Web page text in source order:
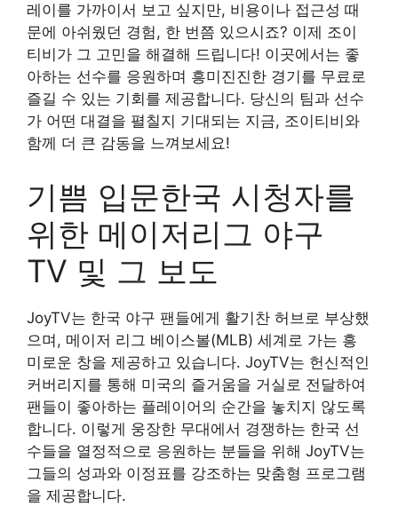
레이를 가까이서 보고 싶지만, 비용이나 접근성 때
문에 아쉬웠던 경험, 한 번쯤 있으시죠? 이제 조이
티비가 그 고민을 해결해 드립니다! 이곳에서는 좋
아하는 선수를 응원하며 흥미진진한 경기를 무료로
즐길 수 있는 기회를 제공합니다. 당신의 팀과 선수
가 어떤 대결을 펼칠지 기대되는 지금, 조이티비와
함께 더 큰 감동을 느껴보세요!
기쁨 입문한국 시청자를
위한 메이저리그 야구
TV 및 그 보도
JoyTV는 한국 야구 팬들에게 활기찬 허브로 부상했
으며, 메이저 리그 베이스볼(MLB) 세계로 가는 흥
미로운 창을 제공하고 있습니다. JoyTV는 헌신적인
커버리지를 통해 미국의 즐거움을 거실로 전달하여
팬들이 좋아하는 플레이어의 순간을 놓치지 않도록
합니다. 이렇게 웅장한 무대에서 경쟁하는 한국 선
수들을 열정적으로 응원하는 분들을 위해 JoyTV는
그들의 성과와 이정표를 강조하는 맞춤형 프로그램
을 제공합니다.